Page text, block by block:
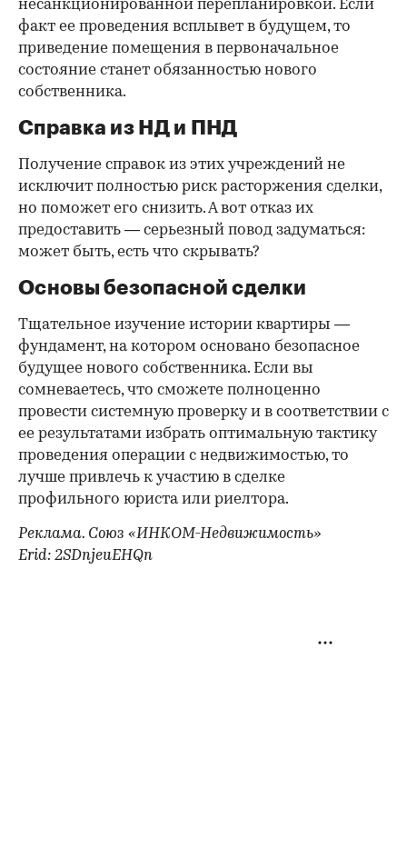
несанкционированной перепланировкой. Если
факт ее проведения всплывет в будущем, то
приведение помещения в первоначальное
состояние станет обязанностью нового
собственника.
Справка из НД и ПНД
Получение справок из этих учреждений не
исключит полностью риск расторжения сделки,
но поможет его снизить. А вот отказ их
предоставить — серьезный повод задуматься:
может быть, есть что скрывать?
Основы безопасной сделки
Тщательное изучение истории квартиры —
фундамент, на котором основано безопасное
будущее нового собственника. Если вы
сомневаетесь, что сможете полноценно
провести системную проверку и в соответствии с
ее результатами избрать оптимальную тактику
проведения операции с недвижимостью, то
лучше привлечь к участию в сделке
профильного юриста или риелтора.
Реклама. Союз «ИНКОМ-Недвижимость»
Erid: 2SDnjeuEHQn